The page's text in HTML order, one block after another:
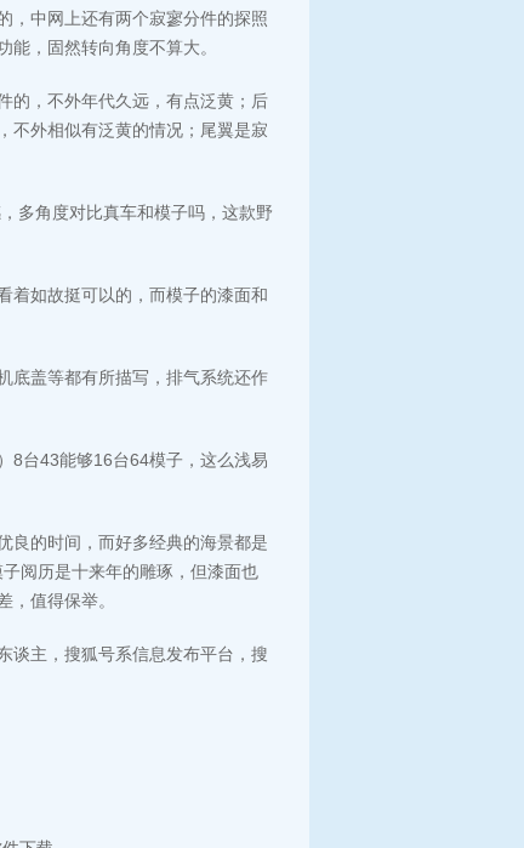
，中网上还有两个寂寥分件的探照
，固然转向角度不算大。
的，不外年代久远，有点泛黄；后
不外相似有泛黄的情况；尾翼是寂
多角度对比真车和模子吗，这款野
着如故挺可以的，而模子的漆面和
底盖等都有所描写，排气系统还作
8台43能够16台64模子，这么浅易
良的时间，而好多经典的海景都是
阅历是十来年的雕琢，但漆面也
，值得保举。
谈主，搜狐号系信息发布平台，搜